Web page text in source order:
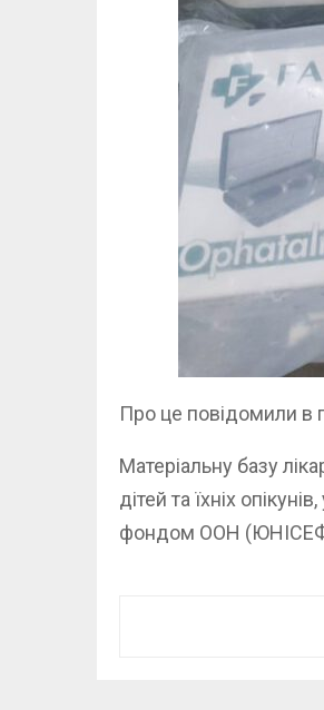
Про це повідомили в
Матеріальну базу
дітей та їхніх
фондом ООН (ЮНІСЕФ)